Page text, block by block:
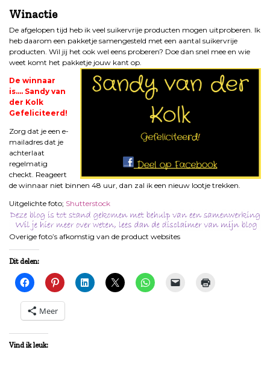
Winactie
De afgelopen tijd heb ik veel suikervrije producten mogen uitproberen. Ik
heb daarom een pakketje samengesteld met een aantal suikervrije
producten. Wil jij het ook wel eens proberen? Doe dan snel mee en wie
weet komt het pakketje jouw kant op.
De winnaar
is…. Sandy van
der Kolk
Gefeliciteerd!
Zorg dat je een e-
mailadres dat je
achterlaat
regelmatig
checkt. Reageert
de winnaar niet binnen 48 uur, dan zal ik een nieuw lootje trekken.
Uitgelichte foto; Shutterstock
Overige foto’s afkomstig van de product websites
Dit delen:
Meer
Vind ik leuk: